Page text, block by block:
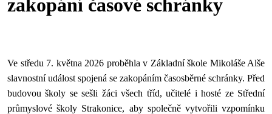
zakopání časové schránky
Ve středu 7. května 2026 proběhla v Základní škole Mikoláše Alše
slavnostní událost spojená se zakopáním časosběrné schránky. Před
budovou školy se sešli žáci všech tříd, učitelé i hosté ze Střední
průmyslové školy Strakonice, aby společně vytvořili vzpomínku